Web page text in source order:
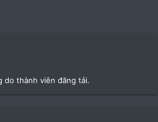
do thành viên đăng tải.